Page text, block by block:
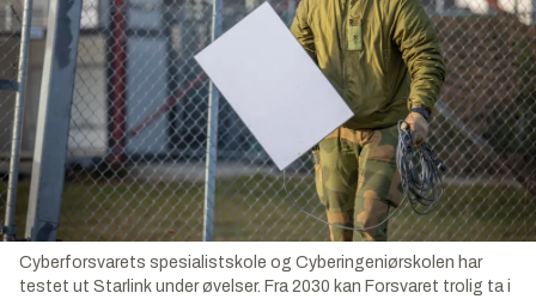
Cyberforsvarets spesialistskole og Cyberingeniørskolen har
testet ut Starlink under øvelser. Fra 2030 kan Forsvaret trolig ta i